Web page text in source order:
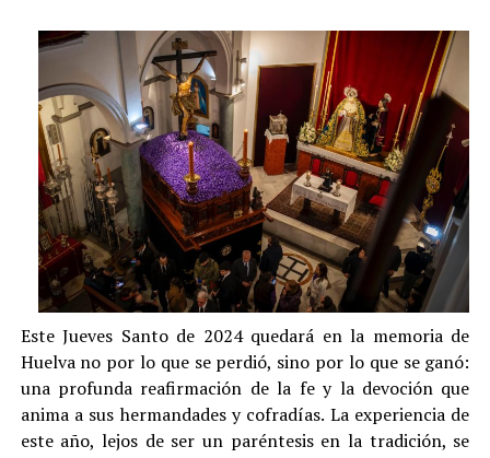
Este Jueves Santo de 2024 quedará en la memoria de
Huelva no por lo que se perdió, sino por lo que se ganó:
una profunda reafirmación de la fe y la devoción que
anima a sus hermandades y cofradías. La experiencia de
este año, lejos de ser un paréntesis en la tradición, se